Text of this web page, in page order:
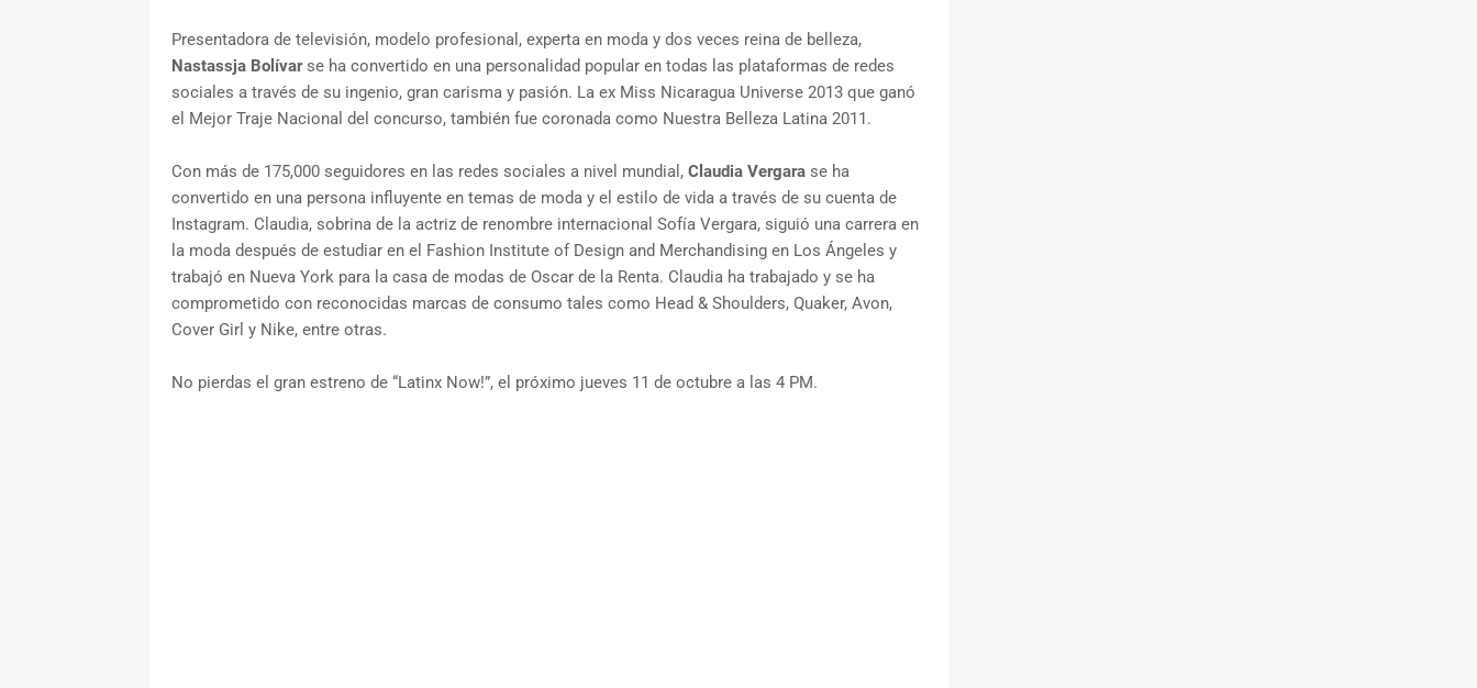
Presentadora de televisión, modelo profesional, experta en moda y dos veces reina de belleza,
Nastassja Bolívarse ha convertido en una personalidad popular en todas las plataformas de redes
sociales a través de su ingenio, gran carisma y pasión. La ex Miss Nicaragua Universe 2013 que ganó
el Mejor Traje Nacional del concurso, también fue coronada como Nuestra Belleza Latina 2011.
Con más de 175,000 seguidores en las redes sociales a nivel mundial, Claudia Vergarase ha
convertido en una persona influyente en temas de moda y el estilo de vida a través de su cuenta de
Instagram. Claudia, sobrina de la actriz de renombre internacional Sofía Vergara, siguió una carrera en
la moda después de estudiar en el Fashion Institute of Design and Merchandising en Los Ángeles y
trabajó en Nueva York para la casa de modas de Oscar de la Renta. Claudia ha trabajado y se ha
comprometido con reconocidas marcas de consumo tales como Head & Shoulders, Quaker, Avon,
Cover Girl y Nike, entre otras.
No pierdas el gran estreno de “Latinx Now!”, el próximo jueves 11 de octubre a las 4 PM.